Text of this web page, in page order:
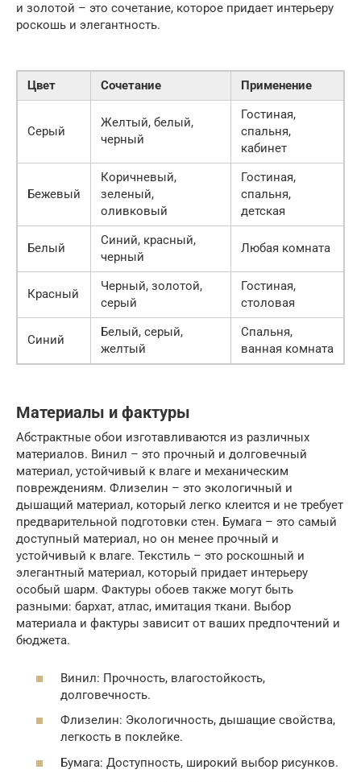
и золотой – это сочетание, которое придает интерьеру
роскошь и элегантность.
Цвет Сочетание Применение
Серый
Желтый, белый,
черный
Гостиная,
спальня,
кабинет
Бежевый
Коричневый,
зеленый,
оливковый
Гостиная,
спальня,
детская
Белый
Синий, красный,
черный
Любая комната
Красный
Черный, золотой,
серый
Гостиная,
столовая
Синий
Белый, серый,
желтый
Спальня,
ванная комната
Материалы и фактуры
Абстрактные обои изготавливаются из различных
материалов. Винил – это прочный и долговечный
материал, устойчивый к влаге и механическим
повреждениям. Флизелин – это экологичный и
дышащий материал, который легко клеится и не требует
предварительной подготовки стен. Бумага – это самый
доступный материал, но он менее прочный и
устойчивый к влаге. Текстиль – это роскошный и
элегантный материал, который придает интерьеру
особый шарм. Фактуры обоев также могут быть
разными: бархат, атлас, имитация ткани. Выбор
материала и фактуры зависит от ваших предпочтений и
бюджета.
Винил: Прочность, влагостойкость,
долговечность.
Флизелин: Экологичность, дышащие свойства,
легкость в поклейке.
Бумага: Доступность, широкий выбор рисунков.